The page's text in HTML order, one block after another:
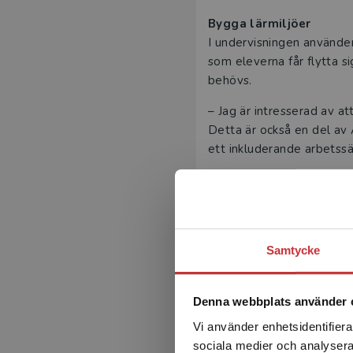
Samtycke
Denna webbplats använder
Vi använder
sociala medier och
Bygga lärmiljöer
I undervisningen
som eleverna får flytta
behövs.
– Jag är intresserad av
Detta är också en del
ett inkluderande
Läraryrket – ett
Kim menar att läraryrket
metoder, modeller och
undervisningens design